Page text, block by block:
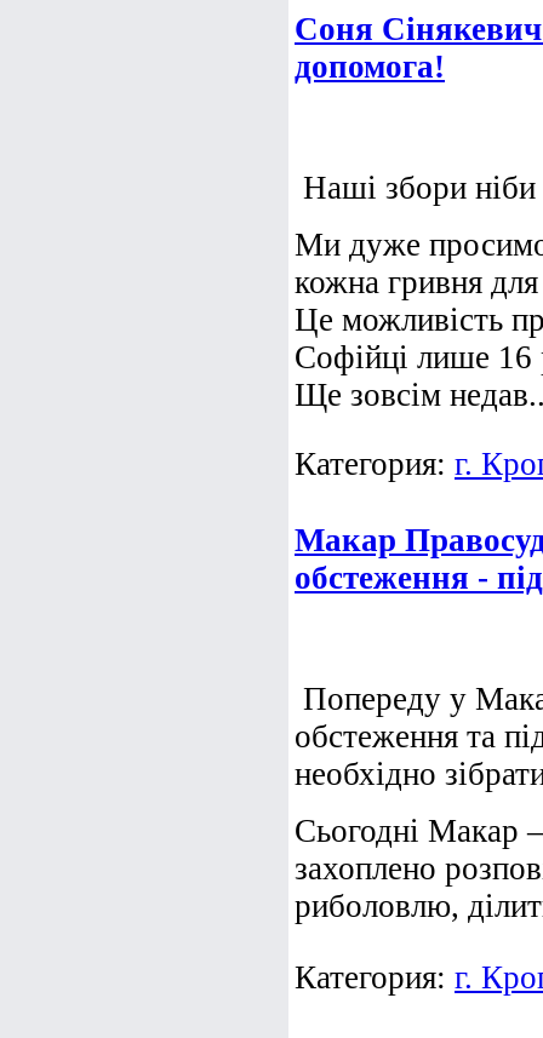
Соня
допомога!
Наші збори
Ми дуже просимо
кожна гривня
Це можливість
Софійці лише 16
Ще зовсім
Категория: г.
Макар
обстеження -
Попереду у
обстеження та
необхідно
Сьогодні Макар
захоплено
риболовлю,
Категория: г.